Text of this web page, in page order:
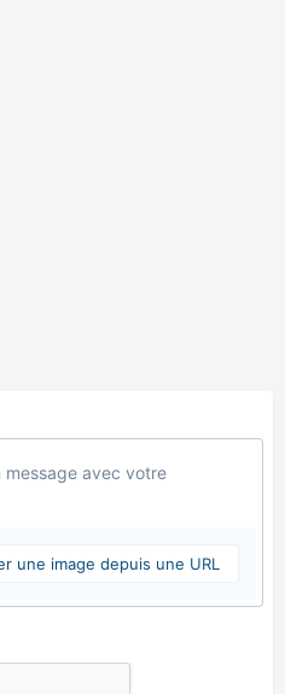
message avec votre
une image depuis une URL